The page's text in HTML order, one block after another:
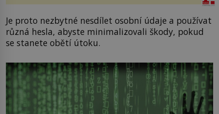
Je proto nezbytné nesdílet osobní údaje a používat
různá hesla, abyste minimalizovali škody, pokud
se stanete obětí útoku.